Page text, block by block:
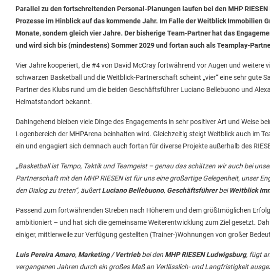
Parallel zu den fortschreitenden Personal-Planungen laufen bei den MHP
Prozesse im Hinblick auf das kommende Jahr. Im Falle der Weitblick Immobilien
Monate, sondern gleich vier Jahre. Der bisherige Team-Partner hat das
und wird sich bis (mindestens) Sommer 2029 und fortan auch als Teamplay-
Vier Jahre kooperiert, die #4 von David McCray fortwährend vor Augen und weitere
schwarzen Basketball und die Weitblick-Partnerschaft scheint „vier“ eine sehr gute
Partner des Klubs rund um die beiden Geschäftsführer Luciano Bellebuono und
Heimatstandort bekannt.
Dahingehend bleiben viele Dinge des Engagements in sehr positiver Art und Weise
Logenbereich der MHPArena beinhalten wird. Gleichzeitig steigt Weitblick auch im
ein und engagiert sich demnach auch fortan für diverse Projekte außerhalb des
„Basketball ist Tempo, Taktik und Teamgeist – genau das schätzen wir auch bei
Partnerschaft mit den MHP RIESEN ist für uns eine großartige Gelegenheit, unser
den Dialog zu treten“, äußertLuciano Bellebuono, GeschäftsführerbeiWeitblick
Passend zum fortwährenden Streben nach Höherem und dem größtmöglichen
ambitioniert – und hat sich die gemeinsame Weiterentwicklung zum Ziel gesetzt.
einiger, mittlerweile zur Verfügung gestellten (Trainer-)Wohnungen von großer
Luis Pereira Amaro, Marketing / Vertriebbei den MHP RIESEN Ludwigsburg, fügt
vergangenen Jahren durch ein großes Maß an Verlässlich- und Langfristigkeit